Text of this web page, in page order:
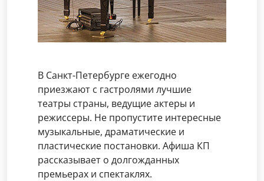
В Санкт-Петербурге ежегодно
приезжают с гастролями лучшие
театры страны, ведущие актеры и
режиссеры. Не пропустите интересные
музыкальные, драматические и
пластические постановки. Афиша КП
рассказывает о долгожданных
премьерах и спектаклях.